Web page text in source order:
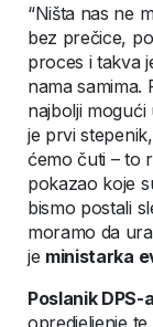
“Ništa nas ne
bez prečice,
proces i takva
nama samima.
najbolji
je prvi
ćemo čuti – to
pokazao koje
bismo postali
moramo da
je ministarka
Poslanik
opredjeljenje te